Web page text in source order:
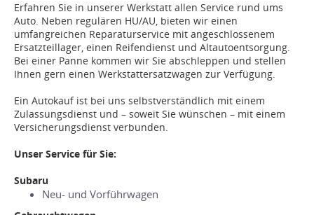
Erfahren Sie in unserer Werkstatt allen Service rund ums
Auto. Neben regulären HU/AU, bieten wir einen
umfangreichen Reparaturservice mit angeschlossenem
Ersatzteillager, einen Reifendienst und Altautoentsorgung.
Bei einer Panne kommen wir Sie abschleppen und stellen
Ihnen gern einen Werkstattersatzwagen zur Verfügung.
Ein Autokauf ist bei uns selbstverständlich mit einem
Zulassungsdienst und – soweit Sie wünschen – mit einem
Versicherungsdienst verbunden.
Unser Service für Sie:
Subaru
Neu- und Vorführwagen